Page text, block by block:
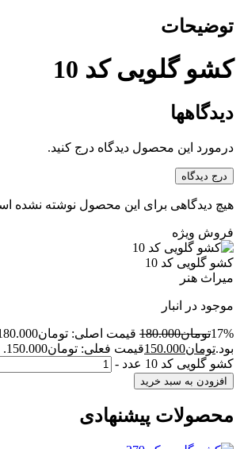
توضیحات
کشو گلویی کد 10
دیدگاهها
درمورد این محصول دیدگاه درج کنید.
درج دیدگاه
هیچ دیدگاهی برای این محصول نوشته نشده
فروش ویژه
کشو گلویی کد 10
میراث هنر
موجود در انبار
17%تومان180.000
قیمت اصلی:
بود.تومان150.000قیمت فعلی: تومان150.000.
کشو گلویی کد 10 عدد
-
افزودن به سبد خرید
محصولات پیشنهادی